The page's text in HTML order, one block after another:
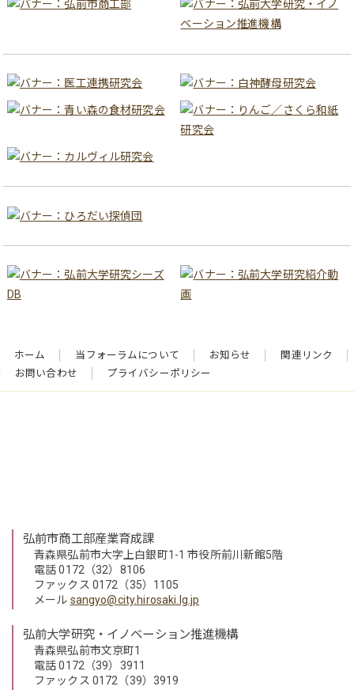
ホーム 当フォーラムについて お知らせ
関連リンク
お問い合わせ
プライバシーポリシー
弘前市商工部産業育成課
青森県弘前市大字上白銀町1-1 市役所前川新館5階
電話 0172（32）8106
ファックス 0172（35）1105
メール sangyo@city.hirosaki.lg.jp
弘前大学研究・イノベーション推進機構
青森県弘前市文京町1
電話 0172（39）3911
ファックス 0172（39）3919